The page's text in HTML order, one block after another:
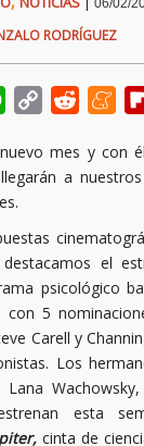
06/02/
RODRÍGUEZ
WhatsApp
Copy
Reddit
mes y con
a
el
psicológico
con 5
Carell y
Los
Lana
esta
cinta de